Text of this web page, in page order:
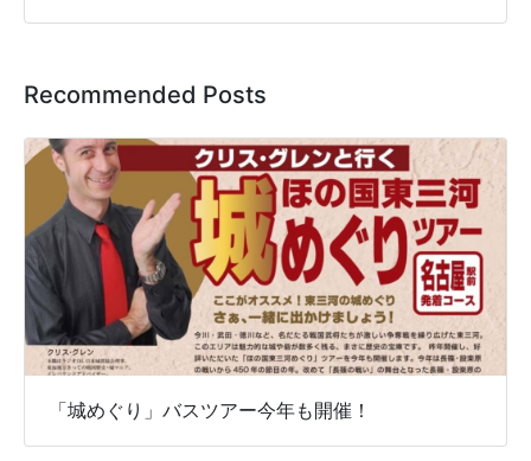
Recommended Posts
「城めぐり」バスツアー今年も開催！